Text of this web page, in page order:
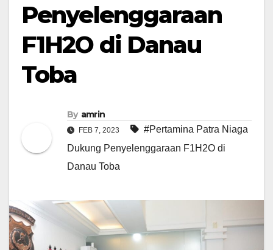
Penyelenggaraan
F1H2O di Danau
Toba
By amrin
FEB 7, 2023
#Pertamina Patra Niaga
Dukung Penyelenggaraan F1H2O di
Danau Toba